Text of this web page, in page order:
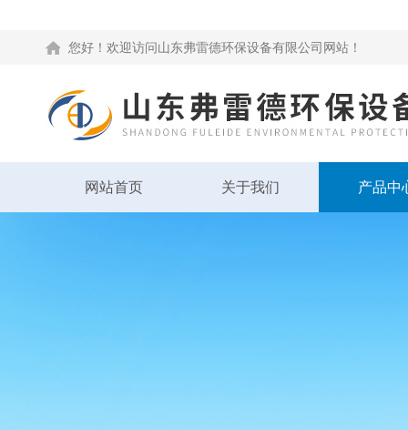
您好！欢迎访问山东弗雷德环保设备有限公司网站！
网站首页 关于我们 产品中